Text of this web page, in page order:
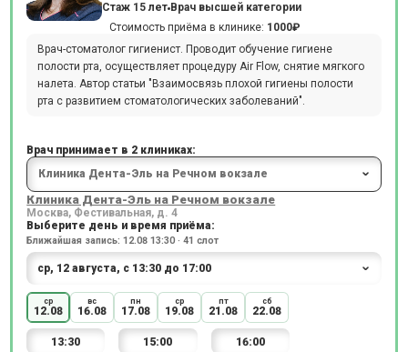
Стаж 15 лет Врач высшей категории
Стоимость приёма в клинике: 1000₽
Врач-стоматолог гигиенист. Проводит обучение гигиене
полости рта, осуществляет процедуру Air Flow, снятие мягкого
налета. Автор статьи "Взаимосвязь плохой гигиены полости
рта с развитием стоматологических заболеваний".
Врач принимает в 2 клиниках:
Клиника Дента-Эль на Речном вокзале
Москва, Фестивальная, д. 4
Выберите день и время приёма:
Ближайшая запись: 12.08 13:30 · 41 слот
ср
12.08
вс
16.08
пн
17.08
ср
19.08
пт
21.08
сб
22.08
13:30 15:00 16:00